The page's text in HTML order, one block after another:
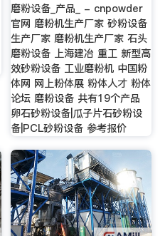
磨粉设备_产品_ - cnpowder
官网 磨粉机生产厂家 砂粉设备
生产厂家 磨粉机生产厂家 石头
磨粉设备 上海建冶 重工 新型高
效砂粉设备 工业磨粉机 中国粉
体网 网上粉体展 粉体人才 粉体
论坛 磨粉设备 共有19个产品
卵石砂粉设备|瓜子片石砂粉设
备|PCL砂粉设备 参考报价